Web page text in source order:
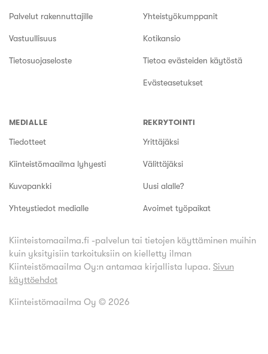
Palvelut rakennuttajille
Vastuullisuus
Tietosuojaseloste
Yhteistyökumppanit
Kotikansio
Tietoa evästeiden käytöstä
Evästeasetukset
MEDIALLE
Tiedotteet
Kiinteistömaailma lyhyesti
Kuvapankki
Yhteystiedot medialle
REKRYTOINTI
Yrittäjäksi
Välittäjäksi
Uusi alalle?
Avoimet työpaikat
Kiinteistomaailma.fi -palvelun tai tietojen käyttäminen muihin
kuin yksityisiin tarkoituksiin on kielletty ilman
Kiinteistömaailma Oy:n antamaa kirjallista lupaa. Sivun
käyttöehdot
Kiinteistömaailma Oy © 2026